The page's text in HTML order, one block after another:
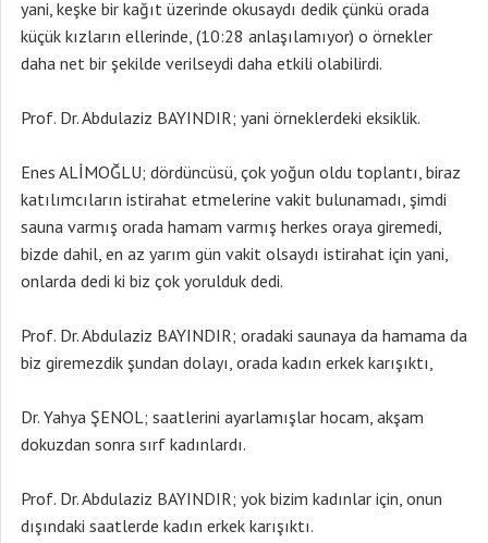
yani, keşke bir kağıt üzerinde okusaydı dedik çünkü orada
küçük kızların ellerinde, (10:28 anlaşılamıyor) o örnekler
daha net bir şekilde verilseydi daha etkili olabilirdi.
Prof. Dr. Abdulaziz BAYINDIR; yani örneklerdeki eksiklik.
Enes ALİMOĞLU; dördüncüsü, çok yoğun oldu toplantı, biraz
katılımcıların istirahat etmelerine vakit bulunamadı, şimdi
sauna varmış orada hamam varmış herkes oraya giremedi,
bizde dahil, en az yarım gün vakit olsaydı istirahat için yani,
onlarda dedi ki biz çok yorulduk dedi.
Prof. Dr. Abdulaziz BAYINDIR; oradaki saunaya da hamama da
biz giremezdik şundan dolayı, orada kadın erkek karışıktı,
Dr. Yahya ŞENOL; saatlerini ayarlamışlar hocam, akşam
dokuzdan sonra sırf kadınlardı.
Prof. Dr. Abdulaziz BAYINDIR; yok bizim kadınlar için, onun
dışındaki saatlerde kadın erkek karışıktı.